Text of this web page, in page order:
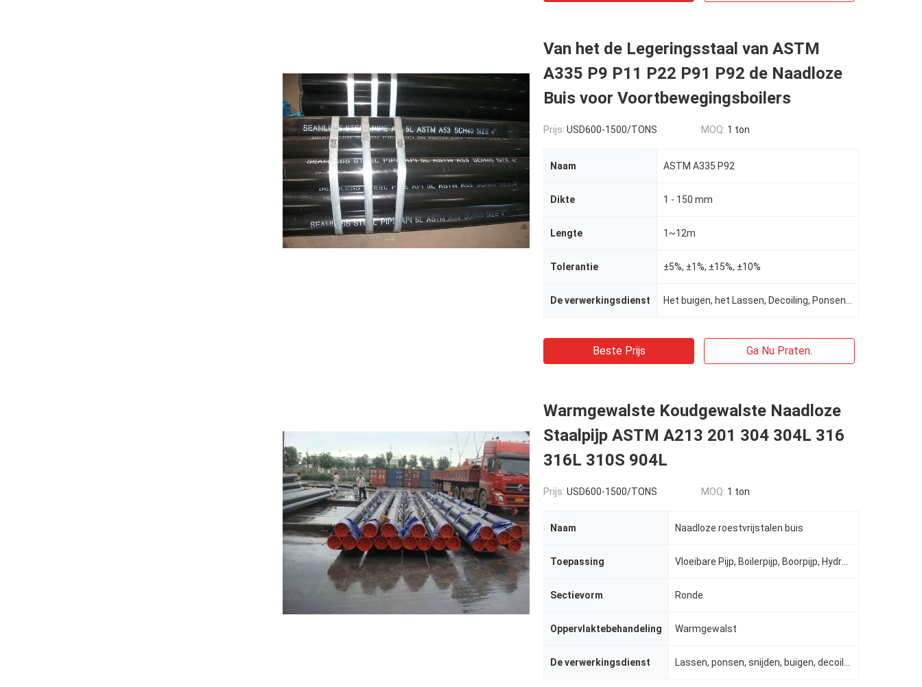
Van het de Legeringsstaal van ASTM
A335 P9 P11 P22 P91 P92 de Naadloze
Buis voor Voortbewegingsboilers
Prijs: USD600-1500/TONS MOQ: 1 ton
Naam ASTM A335 P92
Dikte 1 - 150 mm
Lengte 1~12m
Tolerantie ±5%, ±1%, ±15%, ±10%
De verwerkingsdienst
Beste Prijs Ga Nu Praten.
Warmgewalste Koudgewalste Naadloze
Staalpijp ASTM A213 201 304 304L 316
316L 310S 904L
Prijs: USD600-1500/TONS MOQ: 1 ton
Naam Naadloze roestvrijstalen buis
Toepassing
Sectievorm Ronde
Oppervlaktebehandeling Warmgewalst
De verwerkingsdienst